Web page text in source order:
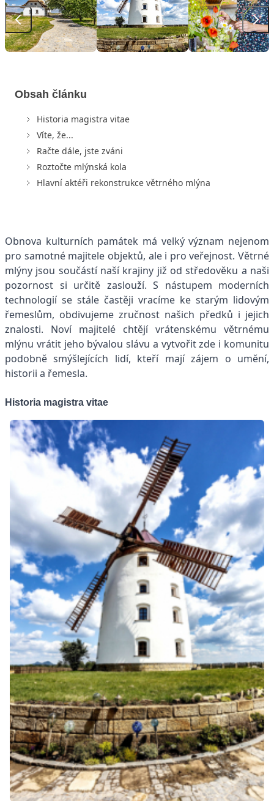
Obsah článku
Historia magistra vitae
Víte, že...
Račte dále, jste zváni
Roztočte mlýnská kola
Hlavní aktéři rekonstrukce větrného mlýna
Obnova kulturních památek má velký význam nejenom
pro samotné majitele objektů, ale i pro veřejnost. Větrné
mlýny jsou součástí naší krajiny již od středověku a naši
pozornost si určitě zaslouží. S nástupem moderních
technologií se stále častěji vracíme ke starým lidovým
řemeslům, obdivujeme zručnost našich předků i jejich
znalosti. Noví majitelé chtějí vrátenskému větrnému
mlýnu vrátit jeho bývalou slávu a vytvořit zde i komunitu
podobně smýšlejících lidí, kteří mají zájem o umění,
historii a řemesla.
Historia magistra vitae